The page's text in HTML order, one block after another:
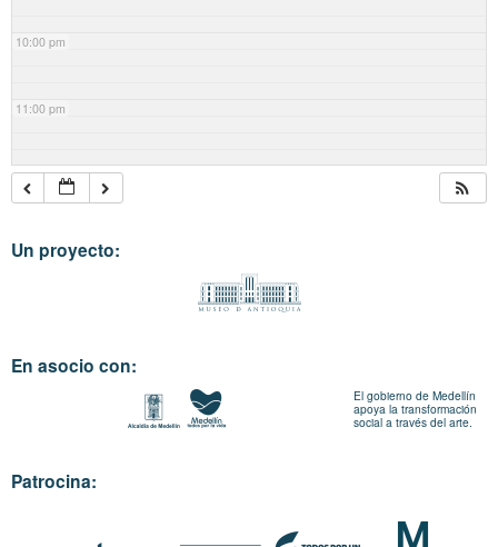
10:00 pm
11:00 pm
Un proyecto:
En asocio con:
El gobierno de Medellín
apoya la transformación
social a través del arte.
Patrocina: